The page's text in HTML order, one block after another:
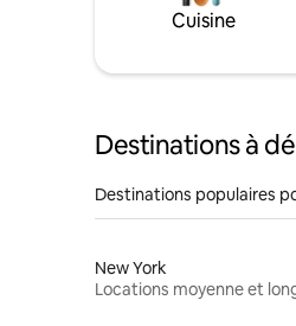
Cuisine
Destinations à
Destinations populaires
New York